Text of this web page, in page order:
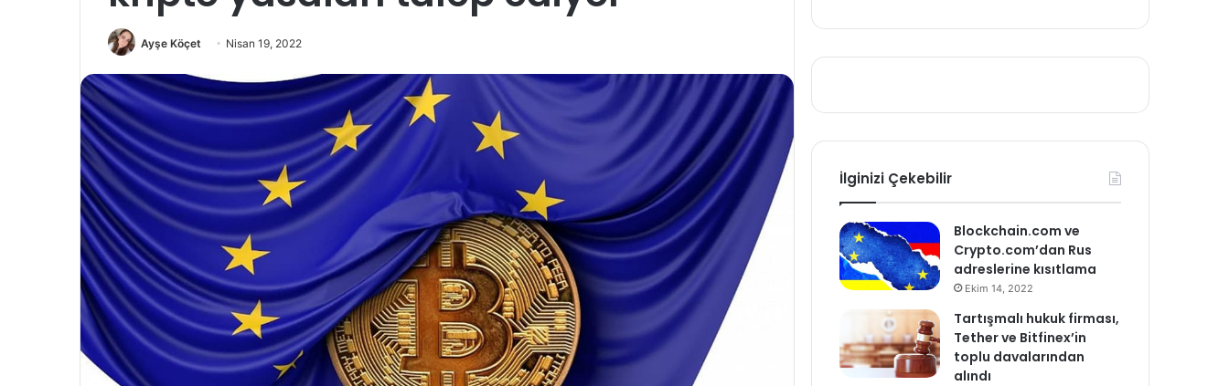
Ayşe Köçet Nisan 19, 2022
İlginizi Çekebilir
Blockchain.com ve
Crypto.com’dan Rus
adreslerine kısıtlama
Ekim 14, 2022
Tartışmalı hukuk firması,
Tether ve Bitfinex’in
toplu davalarından
alındı